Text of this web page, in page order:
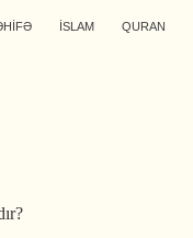
İSLAM QURAN